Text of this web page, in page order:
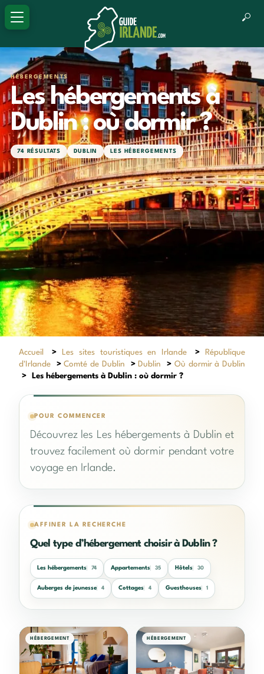
HÉBERGEMENTS
Les hébergements à
Dublin : où dormir ?
74 RÉSULTATS DUBLIN LES HÉBERGEMENTS
Accueil > Les sites touristiques en Irlande >
République
d'Irlande
>Comté de Dublin > Dublin > Où dormir à Dublin
>
Les hébergements à Dublin : où dormir ?
POUR COMMENCER
Découvrez les Les hébergements à Dublin et
trouvez facilement où dormir pendant votre
voyage en Irlande.
AFFINER LA RECHERCHE
Quel type d’hébergement choisir à Dublin ?
Les hébergements 74 Appartements 35 Hôtels 30
Auberges de jeunesse 4 Cottages 4 Guesthouses 1
HÉBERGEMENT HÉBERGEMENT